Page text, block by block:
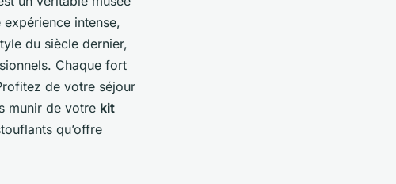
intense,
du siècle dernier,
Chaque fort
de votre séjour
munir de votre kit
qu’offre